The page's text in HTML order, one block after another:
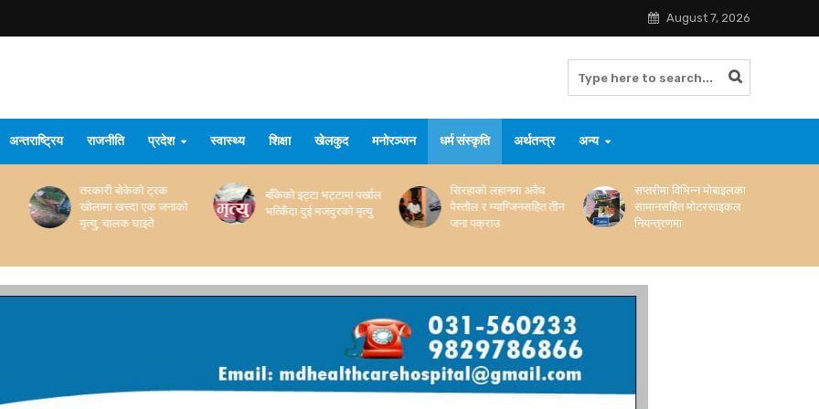
August 7, 2026
अन्तराष्ट्रिय राजनीति प्रदेश स्वास्थ्य शिक्षा खेलकुद मनोरञ्जन धर्म संस्कृति अर्थतन्त्र अन्य
तरकारी बोकेको ट्रक
खोलामा खस्दा एक जनाको
मृत्यु, चालक घाइते
बाँकेको इट्टा भट्टामा पर्खाल
भत्किँदा दुई मजदुरको मृत्यु
सिरहाको लहानमा अवैध
पेस्तोल र म्याग्जिनसहित तीन
जना पक्राउ
सप्तरीमा विभिन्न मोबाइलका
सामानसहित मोटरसाइकल
नियन्त्रणमा